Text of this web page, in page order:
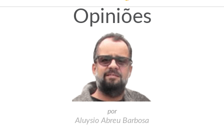
Opiniões
por
Aluysio Abreu Barbosa